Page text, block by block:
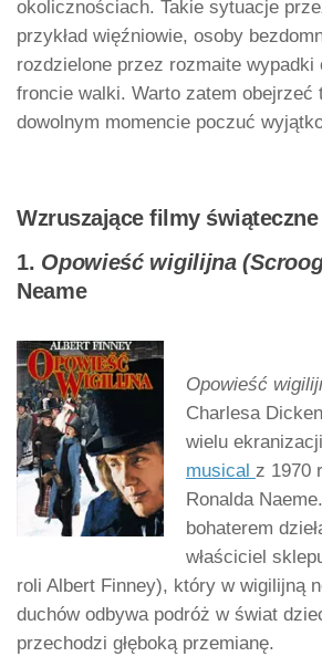
okolicznościach. Takie sytuacje
przykład więźniowie, osoby
rozdzielone przez rozmaite wypadki
froncie walki. Warto zatem obejrzeć
dowolnym momencie poczuć
Wzruszające filmy świąteczne
1. Opowieść wigilijna
Neame
Opowieść
Charlesa
wielu
musical z 1970
Ronalda
bohaterem
właściciel
roli Albert Finney), który w wigilijną
duchów odbywa podróż w świat
przechodzi głęboką przemianę.